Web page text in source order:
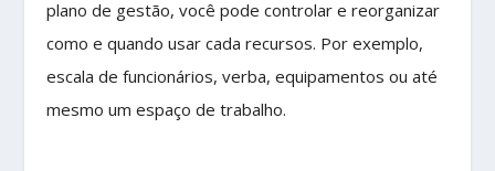
plano de gestão, você pode controlar e reorganizar
como e quando usar cada recursos. Por exemplo,
escala de funcionários, verba, equipamentos ou até
mesmo um espaço de trabalho.